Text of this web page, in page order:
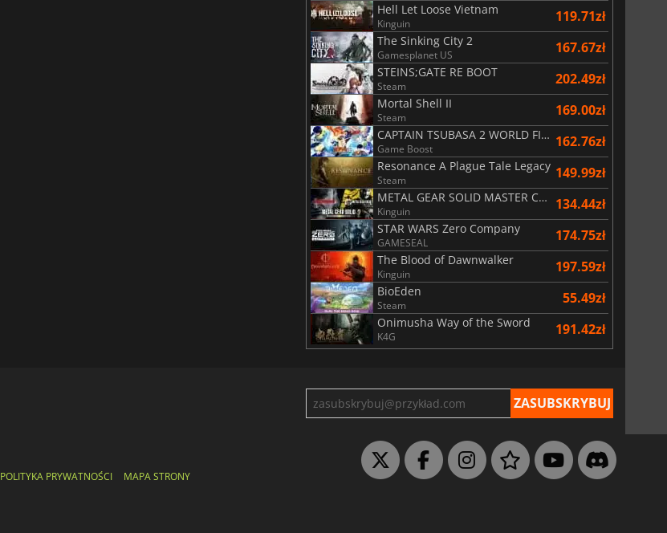
Hell Let Loose Vietnam
Kinguin 119.71zł
The Sinking City 2
Gamesplanet US 167.67zł
STEINS;GATE RE BOOT
Steam 202.49zł
Mortal Shell II
Steam 169.00zł
CAPTAIN TSUBASA 2 WORLD FIGHTERS
Game Boost 162.76zł
Resonance A Plague Tale Legacy
Steam 149.99zł
METAL GEAR SOLID MASTER COLLECTION Vol.2
Kinguin 134.44zł
STAR WARS Zero Company
GAMESEAL 174.75zł
The Blood of Dawnwalker
Kinguin 197.59zł
BioEden
Steam 55.49zł
Onimusha Way of the Sword
K4G 191.42zł
POLITYKA PRYWATNOŚCI
MAPA STRONY